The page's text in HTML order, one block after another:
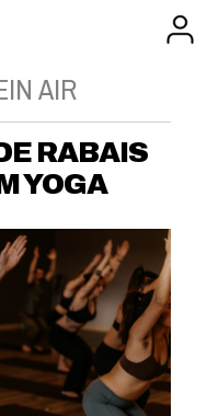
AIR
RABAIS
YOGA